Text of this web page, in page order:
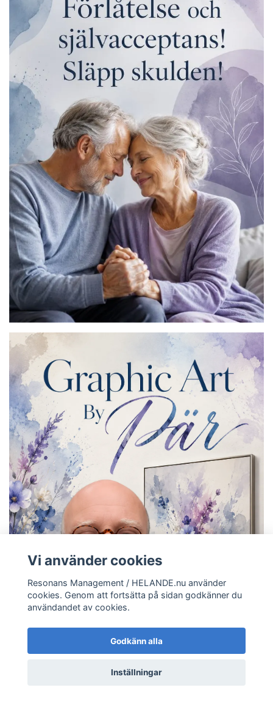
Vi använder cookies
Resonans Management / HELANDE.nu använder
cookies. Genom att fortsätta på sidan godkänner du
användandet av cookies.
Godkänn alla
Inställningar